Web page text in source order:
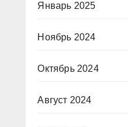
Январь 2025
Ноябрь 2024
Октябрь 2024
Август 2024